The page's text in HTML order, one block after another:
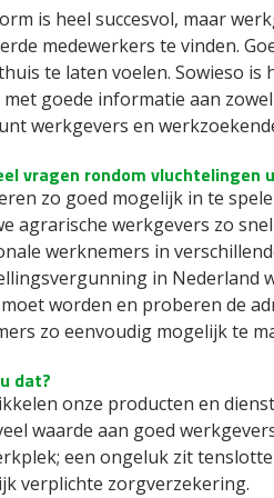
is heel succesvol, maar
medewerkers te vinden.
te laten voelen. Sowieso
goede informatie aan
werkgevers en
vragen rondom vluchtelingen
zo goed mogelijk in te
agrarische werkgevers zo
werknemers in
in Nederland
worden en proberen de
zo eenvoudig mogelijk te
dat?
onze producten en
waarde aan goed
een ongeluk zit
verplichte zorgverzekering.